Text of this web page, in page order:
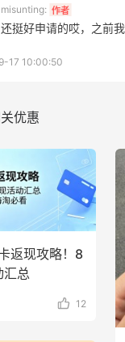
misunting: 作者
还挺好申请的哎，之前
17 10:00:50
优惠
返现攻略！8
汇总
12
日
海淘攻略】Bobbi
日